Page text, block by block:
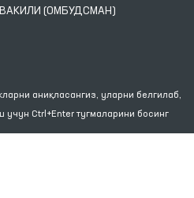
(ОМБУДСМАН)
аниқласангиз, уларни белгилаб,
Ctrl+Enter тугмаларини босинг